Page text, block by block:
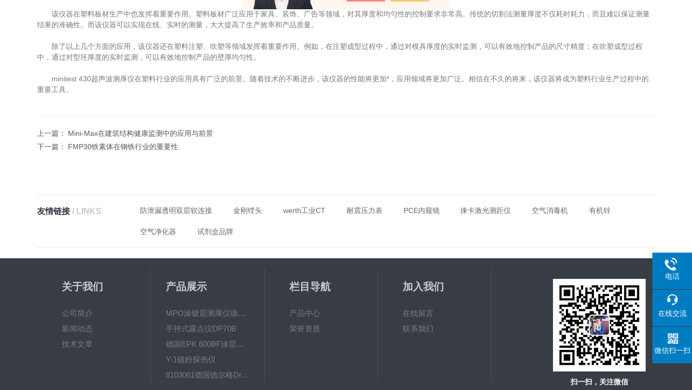
该仪器在塑料板材生产中也发挥着重要作用。塑料板材广泛应用于家具、装饰、广告等领域，对其厚度和均匀性的控制要求非常高。传统的切割法测量厚度不仅耗时耗力，而且难以保证测量
结果的准确性。而该仪器可以实现在线、实时的测量，大大提高了生产效率和产品质量。
除了以上几个方面的应用，该仪器还在塑料注塑、吹塑等领域发挥着重要作用。例如，在注塑成型过程中，通过对模具厚度的实时监测，可以有效地控制产品的尺寸精度；在吹塑成型过程
中，通过对型坯厚度的实时监测，可以有效地控制产品的壁厚均匀性。
minitest 430超声波测厚仪在塑料行业的应用具有广泛的前景。随着技术的不断进步，该仪器的性能将更加*，应用领域将更加广泛。相信在不久的将来，该仪器将成为塑料行业生产过程中的
重要工具。
上一篇： Mini-Max在建筑结构健康监测中的应用与前景
下一篇： FMP30铁素体在钢铁行业的重要性
友情链接/ LINKS 防泄漏透明双层软连接 金刚镗头 werth工业CT 耐震压力表 PCE内窥镜 徕卡激光测距仪 空气消毒机 有机锌
空气净化器 试剂盒品牌
关于我们
公司简介
新闻动态
技术文章
产品展示
MPO涂镀层测厚仪德国菲希尔FISCHER
手持式露点仪DP70B
德国EPK 600BF涂层测厚仪
Y-1磁粉探伤仪
8103061德国德尔格Dräger检测管
栏目导航
产品中心
荣誉资质
加入我们
在线留言
联系我们
扫一扫，关注微信
电话
在线交流
微信扫一扫